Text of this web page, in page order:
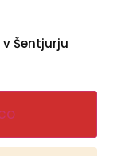
Šentjurju